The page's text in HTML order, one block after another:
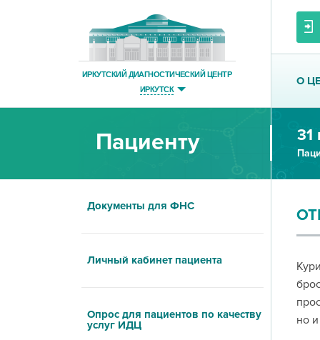
ИРКУТСКИЙ ДИАГНОСТИЧЕСКИЙ ЦЕНТР
ИРКУТСК
О
Пациенту 31
Документы для ФНС
Личный кабинет пациента
Опрос для пациентов по качеству
услуг ИДЦ
но